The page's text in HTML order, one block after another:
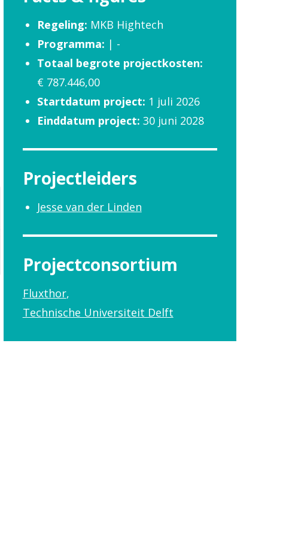
Regeling: MKB Hightech
Programma: | -
Totaal begrote projectkosten:
€ 787.446,00
Startdatum project: 1 juli 2026
Einddatum project: 30 juni 2028
Projectleiders
Jesse van der Linden
Projectconsortium
Fluxthor
Technische Universiteit Delft